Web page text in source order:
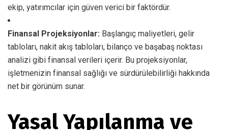
ekip, yatırımcılar için güven verici bir faktördür.
Finansal Projeksiyonlar: Başlangıç maliyetleri, gelir
tabloları, nakit akış tabloları, bilanço ve başabaş noktası
analizi gibi finansal verileri içerir. Bu projeksiyonlar,
işletmenizin finansal sağlığı ve sürdürülebilirliği hakkında
net bir görünüm sunar.
Yasal Yapılanma ve